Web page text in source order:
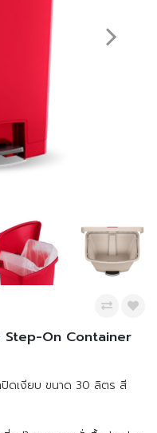
Step-On Container
ปิดเงียบ ขนาด 30 ลิตร สี